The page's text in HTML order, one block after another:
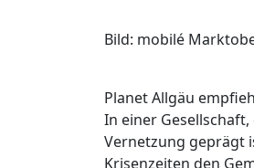
Bild: mobilé
Planet Allgäu
In einer
Vernetzung geprägt
Krisenzeiten den